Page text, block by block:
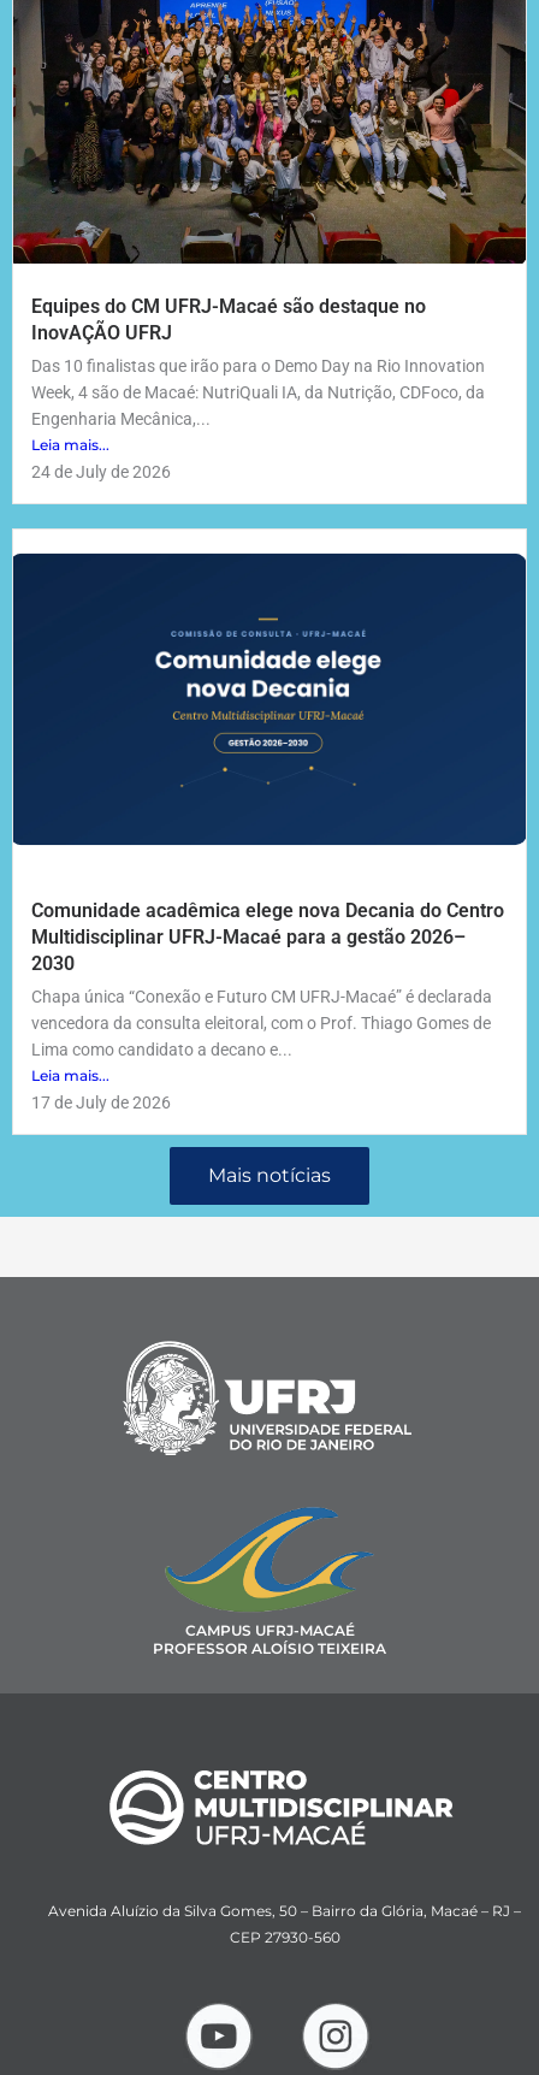
Equipes do CM UFRJ-Macaé são destaque no
InovAÇÃO UFRJ
Das 10 finalistas que irão para o Demo Day na Rio Innovation
Week, 4 são de Macaé: NutriQuali IA, da Nutrição, CDFoco, da
Engenharia Mecânica,...
Leia mais...
24 de July de 2026
Comunidade acadêmica elege nova Decania do Centro
Multidisciplinar UFRJ-Macaé para a gestão 2026–
2030
Chapa única “Conexão e Futuro CM UFRJ-Macaé” é declarada
vencedora da consulta eleitoral, com o Prof. Thiago Gomes de
Lima como candidato a decano e...
Leia mais...
17 de July de 2026
Mais notícias
CAMPUS UFRJ-MACAÉ
PROFESSOR ALOÍSIO TEIXEIRA
Avenida Aluízio da Silva Gomes, 50 – Bairro da Glória, Macaé – RJ –
CEP 27930-560